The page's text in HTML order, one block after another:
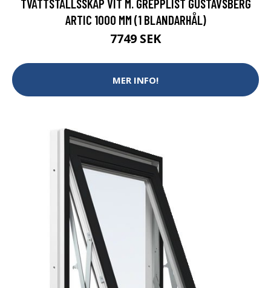
TVÄTTSTÄLLSSKÅP VIT M. GREPPLIST GUSTAVSBERG
ARTIC 1000 MM (1 BLANDARHÅL)
7749 SEK
MER INFO!